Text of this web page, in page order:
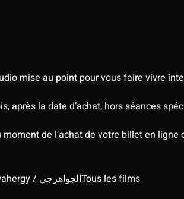
mise au point pour vous faire vivre
après la date d’achat, hors séances
de l’achat de votre billet en ligne
El Gawahergy / الجواهرجيTous les films